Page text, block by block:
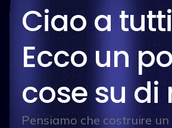
Ciao a
Ecco un
cose su di
Pensiamo che costruire